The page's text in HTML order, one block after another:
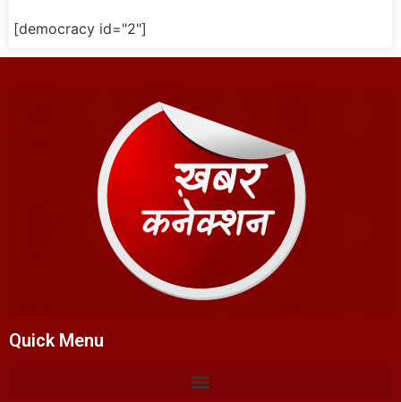
[democracy id="2"]
Quick Menu